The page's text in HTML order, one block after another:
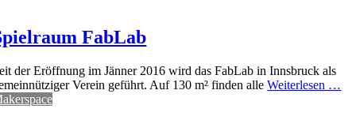
FabLab
der Eröffnung im Jänner 2016 wird das FabLab in Innsbruck als
Verein geführt. Auf 130 m² finden alleWeiterlesen …